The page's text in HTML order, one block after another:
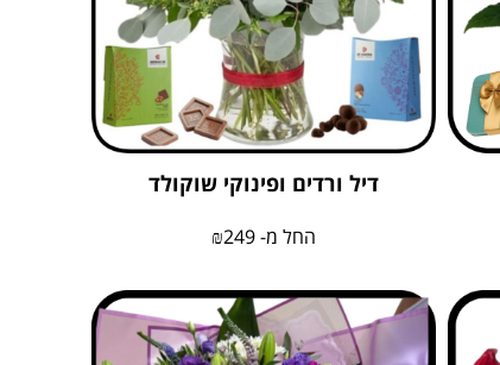
דיל ורדים ופינוקי שוקולד
החל מ- ₪249